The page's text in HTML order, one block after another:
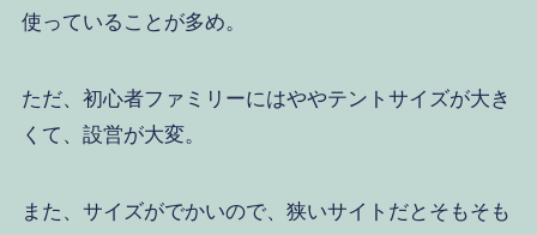
使っていることが多め。
ただ、初心者ファミリーにはややテントサイズが大き
くて、設営が大変。
また、サイズがでかいので、狭いサイトだとそもそも